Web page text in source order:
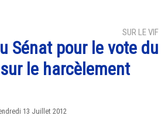
SUR LE VIF
Sénat pour le vote du
le harcèlement
13 Juillet 2012